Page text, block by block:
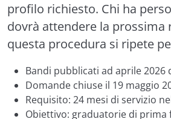
profilo richiesto. Chi ha
dovrà attendere la prossima
questa procedura si ripete
Bandi pubblicati ad aprile 2026
Domande chiuse il 19 maggio
Requisito: 24 mesi di servizio
Obiettivo: graduatorie di prima